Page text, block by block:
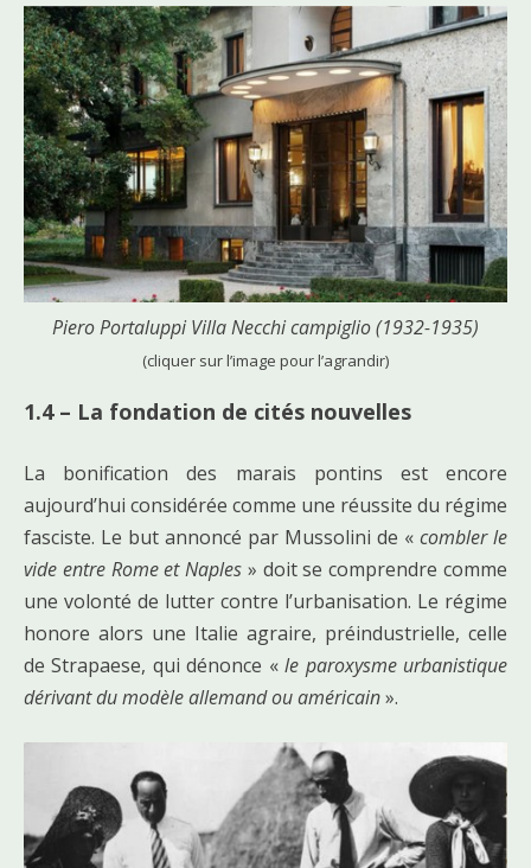
Piero Portaluppi Villa Necchi campiglio (1932-1935)
(cliquer sur l’image pour l’agrandir)
1.4 – La fondation de cités nouvelles
La bonification des marais pontins est encore
aujourd’hui considérée comme une réussite du régime
fasciste. Le but annoncé par Mussolini de « combler le
vide entre Rome et Naples » doit se comprendre comme
une volonté de lutter contre l’urbanisation. Le régime
honore alors une Italie agraire, préindustrielle, celle
de Strapaese, qui dénonce «le paroxysme urbanistique
dérivant du modèle allemand ou américain».